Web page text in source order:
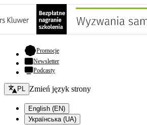
Promocje- otwiera się w nowej karcie
Newsletter
Podcasty
Zmień język - bieżący:
PL Zmień język strony
English (EN)
Українська (UA)